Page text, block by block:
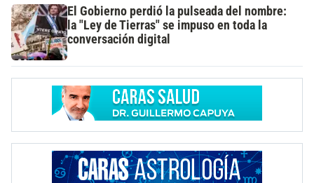
El Gobierno perdió la pulseada del nombre:
la "Ley de Tierras" se impuso en toda la
conversación digital